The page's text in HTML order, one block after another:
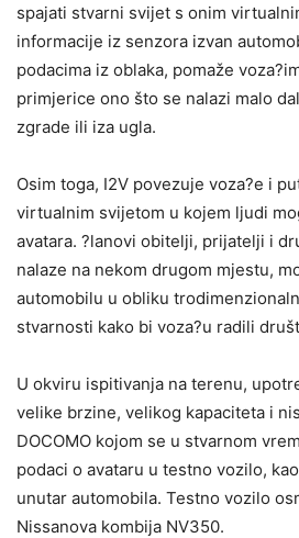
spajati stvarni svijet s onim
informacije iz senzora izvan
podacima iz oblaka, pomaže
primjerice ono što se nalazi malo
zgrade ili iza ugla.
Osim toga, I2V povezuje voza?e i
virtualnim svijetom u kojem ljudi
avatara. ?lanovi obitelji, prijatelji i
nalaze na nekom drugom mjestu,
automobilu u obliku
stvarnosti kako bi voza?u radili
U okviru ispitivanja na terenu,
velike brzine, velikog kapaciteta i
DOCOMO kojom se u stvarnom
podaci o avataru u testno vozilo,
unutar automobila. Testno vozilo
Nissanova kombija NV350.